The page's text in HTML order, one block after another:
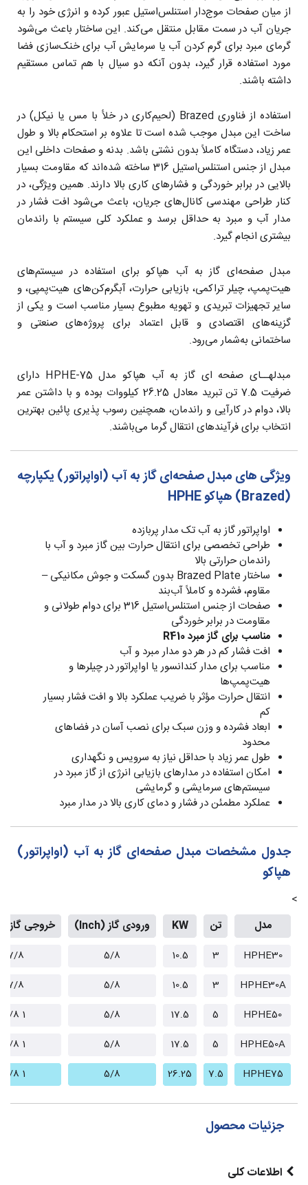
از میان صفحات موج‌دار استنلس‌استیل عبور کرده و انرژی خود را به
جریان آب در سمت مقابل منتقل می‌کند. این ساختار باعث می‌شود
گرمای مبرد برای گرم کردن آب یا سرمایش آب برای خنک‌سازی فضا
مورد استفاده قرار گیرد، بدون آنکه دو سیال با هم تماس مستقیم
داشته باشند.
استفاده از فناوری Brazed (لحیم‌کاری در خلأ با مس یا نیکل) در
ساخت این مبدل موجب شده است تا علاوه بر استحکام بالا و طول
عمر زیاد، دستگاه کاملاً بدون نشتی باشد. بدنه و صفحات داخلی این
مبدل از جنس استنلس‌استیل 316 ساخته شده‌اند که مقاومت بسیار
بالایی در برابر خوردگی و فشارهای کاری بالا دارند. همین ویژگی، در
کنار طراحی مهندسی کانال‌های جریان، باعث می‌شود افت فشار در
مدار آب و مبرد به حداقل برسد و عملکرد کلی سیستم با راندمان
بیشتری انجام گیرد.
مبدل صفحه‌ای گاز به آب هپاکو برای استفاده در سیستم‌های
هیت‌پمپ، چیلر تراکمی، بازیابی حرارت، آبگرم‌کن‌های هیت‌پمپی، و
سایر تجهیزات تبریدی و تهویه مطبوع بسیار مناسب است و یکی از
گزینه‌های اقتصادی و قابل اعتماد برای پروژه‌های صنعتی و
ساختمانی به‌شمار می‌رود.
مبدلهــای صفحه ای گاز به آب هپاکو مدل HPHE-75 دارای
ضرفیت 7.5 تن تبرید معادل 26.25 کیلووات بوده و با داشتن عمر
بالا، دوام در کارآیی و راندمان، همچنین رسوب پذیری پائین بهترین
انتخاب برای فرآیندهای انتقال گرما می‌باشند.
ویژگی های مبدل صفحه‌ای گاز به آب (اواپراتور) یکپارچه
(Brazed) هپاکو HPHE
اواپراتور گاز به آب تک مدار پربازده
طراحی تخصصی برای انتقال حرارت بین گاز مبرد و آب با
راندمان حرارتی بالا
ساختار Brazed Plate بدون گسکت و جوش مکانیکی –
مقاوم، فشرده و کاملاً آب‌بند
صفحات از جنس استنلس‌استیل 316 برای دوام طولانی و
مقاومت در برابر خوردگی
مناسب برای گاز مبرد R410
افت فشار کم در هر دو مدار مبرد و آب
مناسب برای مدار کندانسور یا اواپراتور در چیلرها و
هیت‌پمپ‌ها
انتقال حرارت مؤثر با ضریب عملکرد بالا و افت فشار بسیار
کم
ابعاد فشرده و وزن سبک برای نصب آسان در فضاهای
محدود
طول عمر زیاد با حداقل نیاز به سرویس و نگهداری
امکان استفاده در مدارهای بازیابی انرژی از گاز مبرد در
سیستم‌های سرمایشی و گرمایشی
عملکرد مطمئن در فشار و دمای کاری بالا در مدار مبرد
جدول مشخصات مبدل صفحه‌ای گاز به آب (اواپراتور)
هپاکو
>
مدل
تن KW ورودی گاز (Inch) خروجی گاز (Inch)
HPHE30
3
10.5
5/8
7/8
HPHE30A
3
10.5
5/8
7/8
HPHE50
5
17.5
5/8
1 1/8
HPHE50A
5
17.5
5/8
1 1/8
HPHE75
7.5
26.25
5/8
1 1/8
جزئیات محصول
اطلاعات کلی